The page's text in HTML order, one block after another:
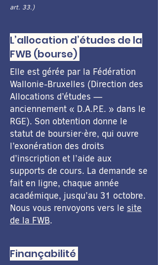
art. 33.)
L’allocation d’études de la
FWB (bourse)
Elle est gérée par la Fédération
Wallonie-Bruxelles (Direction des
Allocations d’études —
anciennement « D.A.P.E. » dans le
RGE). Son obtention donne le
statut de boursier·ère, qui ouvre
l’exonération des droits
d’inscription et l’aide aux
supports de cours. La demande se
fait en ligne, chaque année
académique, jusqu’au 31 octobre.
Nous vous renvoyons vers le site
de la FWB.
Finançabilité